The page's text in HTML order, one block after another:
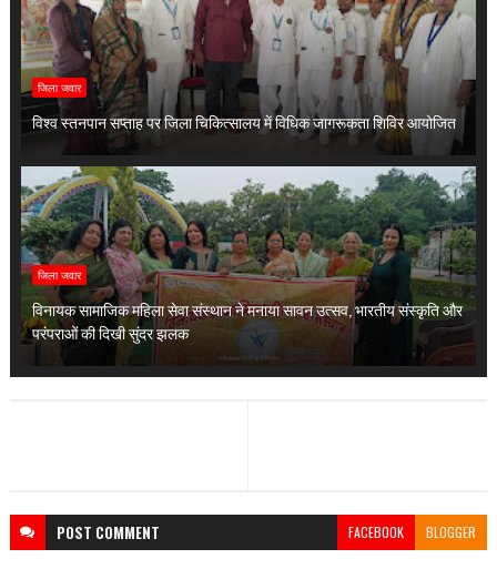
जिला जवार
विश्व स्तनपान सप्ताह पर जिला चिकित्सालय में विधिक जागरूकता शिविर आयोजित
जिला जवार
विनायक सामाजिक महिला सेवा संस्थान ने मनाया सावन उत्सव, भारतीय संस्कृति और
परंपराओं की दिखी सुंदर झलक
POST COMMENT FACEBOOK BLOGGER